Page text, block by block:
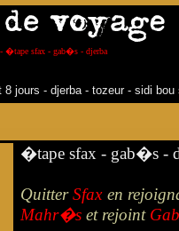
- �tape sfax - gab�s - djerba
8 jours - djerba - tozeur - sidi
�tape sfax - gab�s -
QuitterSfaxen
Mahr�s et rejoint